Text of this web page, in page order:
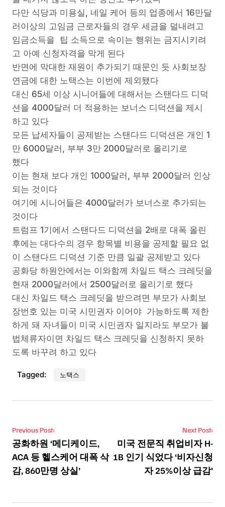
다만 식당과 미용실, 네일 케어 등의 업종에서 16만달
러이상의 고임금 근로자들의 경우 세금을 덜내려고
임금소득을 팁 소득으로 속이는 행위는 금지시키려
고 아예 신청자격을 막게 된다
반면에 막대한 재원이 추가되기 때문인 듯 사회보장
연금에 대한 노택스는 이번에 제외됐다
대신 65세 이상 시니어들에 대해서는 스탠다드 디덕
션을 4000달러 더 적용하는 보너스 디덕션을 제시
하고 있다
모든 납세자들이 공제받는 스탠다드 디덕션은 개인 1
만 6000달러, 부부 3만 2000달러로 올리기로
했다
이는 현재 보다 개인 1000달러, 부부 2000달러 인상
되는 것이다
여기에 시니어들은 4000달러가 보너스로 추가되는
것이다
트럼프 1기에서 스탠다드 디덕션을 2배로 대폭 올린
후에는 대다수의 경우 항목별 비용을 공제할 필요 없
이 스탠다드 디덕션 기준 만큼 일괄 공제받고 있다
공화당 하원안에서는 이와함께 차일드 택스 크레딧을
현재 2000달러에서 2500달러로 올리기로 했다
대신 차일드 택스 크레딧을 받으려면 부모가 사회보
장번호 있는 미국 시민권자 이어야 가능하도록 제한
하게 돼 자녀들이 미국 시민권자 일지라도 부모가 불
법체류자이면 차일드 택스 크레딧을 신청하지 못하
도록 바꾸려 하고 있다
Tagged: 노택스
Post navigation
Previous Post:
공화하원 ‘메디케이드,
ACA 등 헬스케어 대폭 삭
감, 860만명 상실’
Next Post:
미국 전문직 취업비자 H-
1B 인기 식었다 ‘비자신청
자 25%이상 급감’